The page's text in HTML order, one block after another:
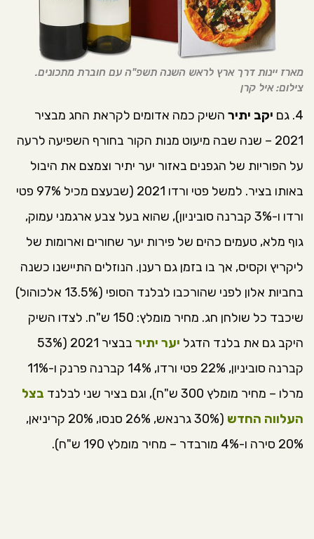
מארז יינות דרך ארץ לראש השנה תשפ"ה עם חוברת מתכונים.
צילום: איל קרן
4. גם יקב יתיר השיק כמה אדומים לקראת החג מבציר
2021 – שנה שבה מיעוט מנות הקור בחורף השפיעה לרעה
על הפוריות של הגפנים באזור יער יתיר וצמצם את היבול
באותו בציר. למשל פטי ורדו 2021 (שבעצם מכיל 97% פטי
ורדו ו-3% קברנה סוביניון), שהוא בעל צבע ארגמני עמוק,
גוף מלא, טעמים כהים של פירות יער שחורים וארומות של
ליקריץ וקסיס, אך בו בזמן גם רענן. הנוזלים התיישנו כשנה
בחביות אלון לפני שהורכבו לבלנד הסופי (13.5% אלכוהול)
שיכבד כל שולחן חג. מחיר מומלץ: 150 ש"ח. לצדו השיק
היקב גם את בלנד הדגל יער יתיר
בבציר 2021 (53%
קברנה סוביניון, 22% פטי ורדו, 14% קברנה פרנק ו-11%
מרלו – מחיר מומלץ 300 ש"ח), וגם בציר שני לבלנד
בצל
העלווה החדש
(30% גרנאש, 26% סנסו, 20% קריניאן,
20% סירה ו-4% מורבדר – מחיר מומלץ 190 ש"ח).